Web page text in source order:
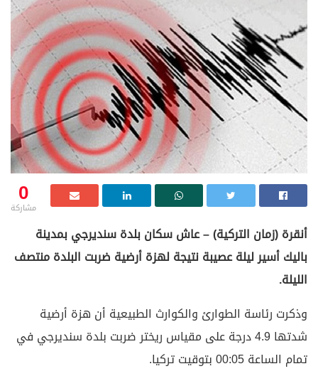
0
مشاركة
أنقرة (زمان التركية) – عاش سكان بلدة سنديرجي بمدينة
باليك أسير ليلة عصيبة نتيجة لهزة أرضية ضربت البلدة منتصف
الليلة.
وذكرت رئاسة الطوارئ والكوارث الطبيعية أن هزة أرضية
شدتها 4.9 درجة على مقياس ريختر ضربت بلدة سنديرجي في
تمام الساعة 00:05 بتوقيت تركيا.